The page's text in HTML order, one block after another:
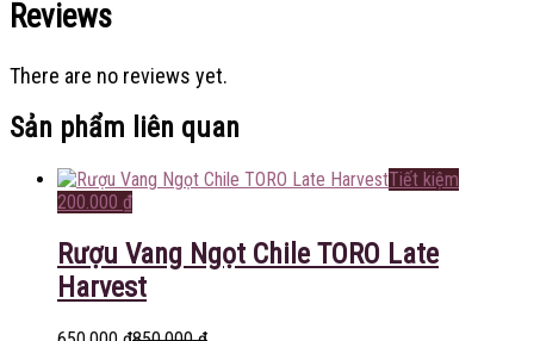
Reviews
There are no reviews yet.
Sản phẩm liên quan
Tiết kiệm
200.000 ₫
Rượu Vang Ngọt Chile TORO Late
Harvest